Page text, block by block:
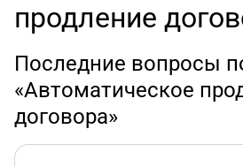
продление
Последние вопросы
«Автоматическое
договора»